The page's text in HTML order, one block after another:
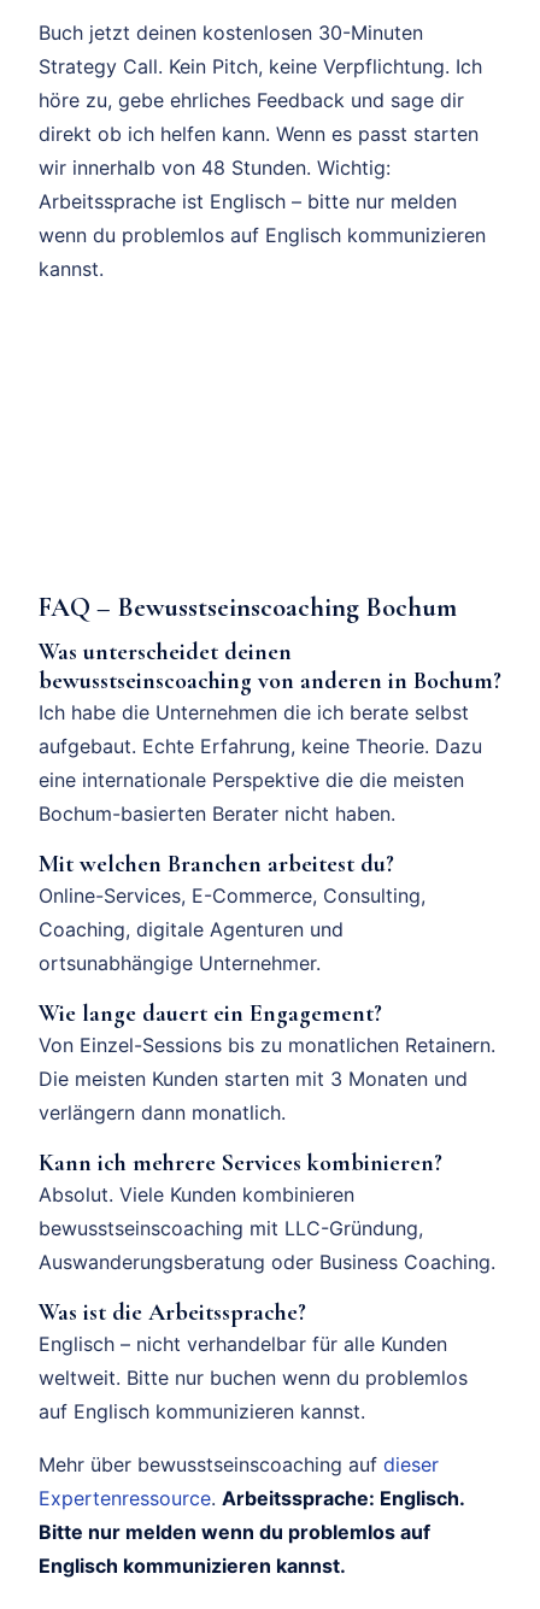
Buch jetzt deinen kostenlosen 30-Minuten
Strategy Call. Kein Pitch, keine Verpflichtung. Ich
höre zu, gebe ehrliches Feedback und sage dir
direkt ob ich helfen kann. Wenn es passt starten
wir innerhalb von 48 Stunden. Wichtig:
Arbeitssprache ist Englisch – bitte nur melden
wenn du problemlos auf Englisch kommunizieren
kannst.
FAQ – Bewusstseinscoaching Bochum
Was unterscheidet deinen
bewusstseinscoaching von anderen in Bochum?
Ich habe die Unternehmen die ich berate selbst
aufgebaut. Echte Erfahrung, keine Theorie. Dazu
eine internationale Perspektive die die meisten
Bochum-basierten Berater nicht haben.
Mit welchen Branchen arbeitest du?
Online-Services, E-Commerce, Consulting,
Coaching, digitale Agenturen und
ortsunabhängige Unternehmer.
Wie lange dauert ein Engagement?
Von Einzel-Sessions bis zu monatlichen Retainern.
Die meisten Kunden starten mit 3 Monaten und
verlängern dann monatlich.
Kann ich mehrere Services kombinieren?
Absolut. Viele Kunden kombinieren
bewusstseinscoaching mit LLC-Gründung,
Auswanderungsberatung oder Business Coaching.
Was ist die Arbeitssprache?
Englisch – nicht verhandelbar für alle Kunden
weltweit. Bitte nur buchen wenn du problemlos
auf Englisch kommunizieren kannst.
Mehr über bewusstseinscoaching auf dieser
Expertenressource. Arbeitssprache: Englisch.
Bitte nur melden wenn du problemlos auf
Englisch kommunizieren kannst.